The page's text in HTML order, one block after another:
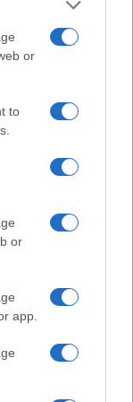
or
to
or
app.
a dare fuoco
se pensate
fallire:
lo farà!
il live
Gli amici
mi
una
“future of